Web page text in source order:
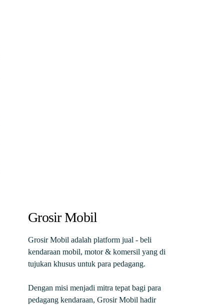
Grosir Mobil
Grosir Mobil adalah platform jual - beli
kendaraan mobil, motor & komersil yang di
tujukan khusus untuk para pedagang.
Dengan misi menjadi mitra tepat bagi para
pedagang kendaraan, Grosir Mobil hadir